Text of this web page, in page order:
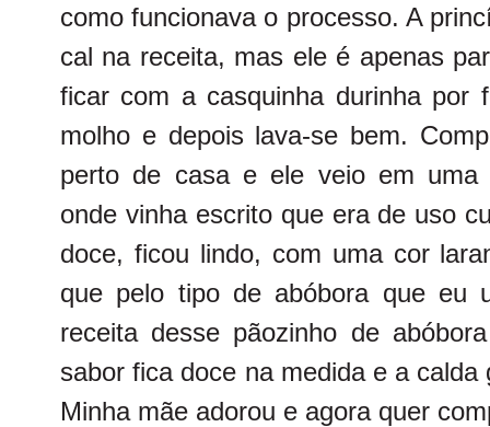
como funcionava o processo. A
cal na receita, mas ele é apenas
ficar com a casquinha durinha por
molho e depois lava-se bem.
perto de casa e ele veio em uma
onde vinha escrito que era de uso
doce, ficou lindo, com uma cor
que pelo tipo de abóbora que eu
receita desse pãozinho de
sabor fica doce na medida e a
Minha mãe adorou e agora quer